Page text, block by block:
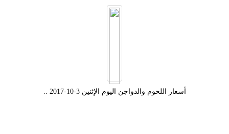
أسعار اللحوم والدواجن اليوم الإثنين 3-10-2017 ..